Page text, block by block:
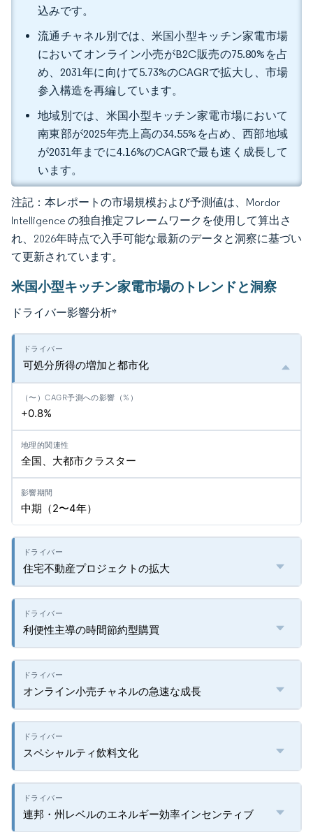
込みです。
流通チャネル別では、米国小型キッチン家電市場
においてオンライン小売がB2C販売の75.80%を占
め、2031年に向けて5.73%のCAGRで拡大し、市場
参入構造を再編しています。
地域別では、米国小型キッチン家電市場において
南東部が2025年売上高の34.55%を占め、西部地域
が2031年までに4.16%のCAGRで最も速く成長して
います。
注記：本レポートの市場規模および予測値は、Mordor
Intelligence の独自推定フレームワークを使用して算出さ
れ、2026年時点で入手可能な最新のデータと洞察に基づい
て更新されています。
米国小型キッチン家電市場のトレンドと洞察
ドライバー影響分析*
可処分所得の増加と都市化
+0.8%
全国、大都市クラスター
中期（2〜4年）
住宅不動産プロジェクトの拡大
利便性主導の時間節約型購買
オンライン小売チャネルの急速な成長
スペシャルティ飲料文化
連邦・州レベルのエネルギー効率インセンティブ